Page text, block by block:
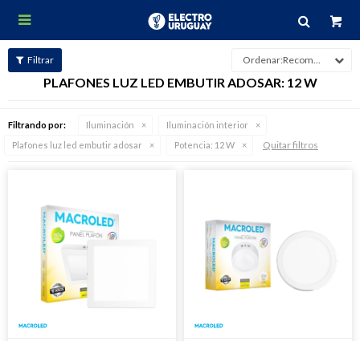

Recomendados
PLAFONES LUZ LED EMBUTIR ADOSAR: 12 W
Filtrando por: Iluminación
Iluminación interior
Plafones luz led embutir adosar
Potencia: 12 W Quitar filtros